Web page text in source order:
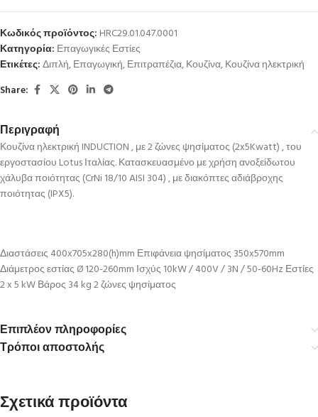
Κωδικός προϊόντος: HRC29.01.047.0001
Κατηγορία: Επαγωγικές Εστίες
Ετικέτες:Διπλή,Επαγωγική,Επιτραπέζια,Κουζίνα,Κουζίνα ηλεκτρική
Share:
Περιγραφή
Κουζίνα ηλεκτρική INDUCTION , με 2 ζώνες ψησίματος (2x5Kwatt) , του
εργοστασίου Lotus Ιταλίας. Κατασκευασμένο με χρήση ανοξείδωτου
χάλυβα ποιότητας (CrNi 18/10 AISI 304) , με διακόπτες αδιάβροχης
ποιότητας (IPX5).
Διαστάσεις 400x705x280(h)mm Επιφάνεια ψησίματος 350x570mm
Διάμετρος εστίας Ø 120-260mm Ισχύς 10kW / 400V / 3N / 50-60Hz Εστίες
2 x 5 kW Βάρος 34 kg 2 ζώνες ψησίματος
Επιπλέον πληροφορίες
Τρόποι αποστολής
Σχετικά προϊόντα